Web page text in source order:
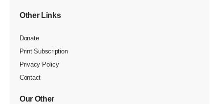
Other Links
Donate
Print Subscription
Privacy Policy
Contact
Our Other